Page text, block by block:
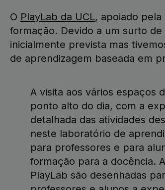
O PlayLab da UCL, apoiado
formação. Devido a um surto de
inicialmente prevista mas
de aprendizagem baseada em
A visita aos vários espaços
ponto alto do dia, com a
detalhada das atividades
neste laboratório de
para professores e para
formação para a docência.
PlayLab são desenhadas